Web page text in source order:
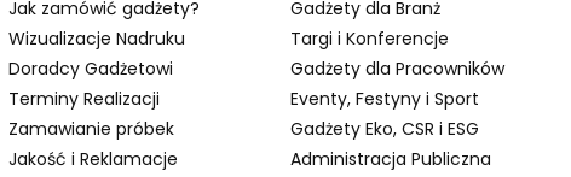
Jak zamówić gadżety?
Wizualizacje Nadruku
Doradcy Gadżetowi
Terminy Realizacji
Zamawianie próbek
Jakość i Reklamacje
Gadżety dla Branż
Targi i Konferencje
Gadżety dla Pracowników
Eventy, Festyny i Sport
Gadżety Eko, CSR i ESG
Administracja Publiczna